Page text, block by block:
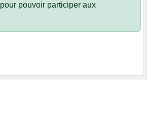
pour pouvoir participer aux